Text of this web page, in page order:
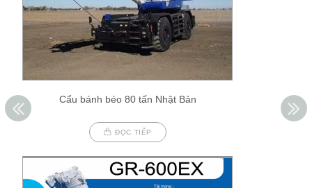
Cẩu bánh béo 80 tấn Nhật Bản
ĐỌC TIẾP